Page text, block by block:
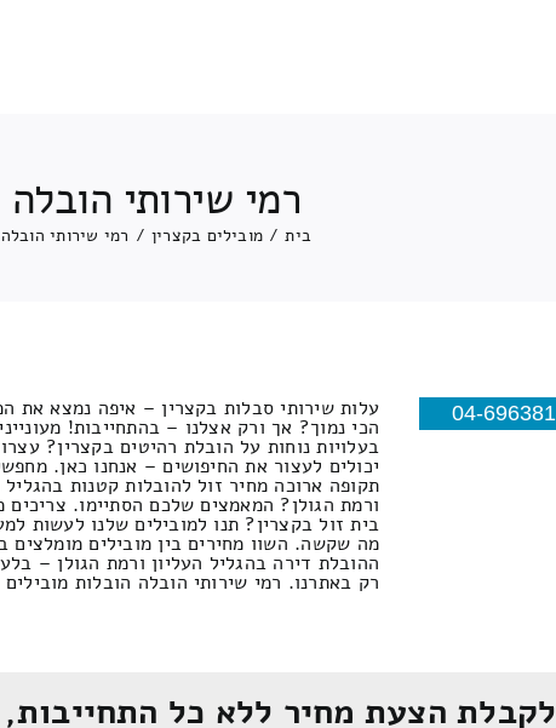
רמי שירותי הובלה
בית / מובילים בקצרין / רמי שירותי הובלה
04- עלות שירותי סבלות בקצרין – איפה נמצא את
הכי נמוך? אך ורק אצלנו – בהתחייבות!
בעלויות נוחות על הובלת רהיטים בקצרין?
יכולים לעצור את החיפושים – אנחנו כאן.
תקופה ארוכה מחיר זול להובלות קטנות בהגליל
ורמת הגולן? המאמצים שלכם הסתיימו. צריכים
בית זול בקצרין? תנו למובילים שלנו לעשות
מה שקשה. השוו מחירים בין מובילים מומלצים
ההובלת דירה בהגליל העליון ורמת הגולן –
רק באתרנו. רמי שירותי הובלה הובלות מובילים
לקבלת הצעת מחיר ללא כל התחייבות,